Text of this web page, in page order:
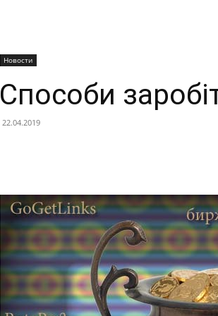
Новости
Способи
22.04.2019